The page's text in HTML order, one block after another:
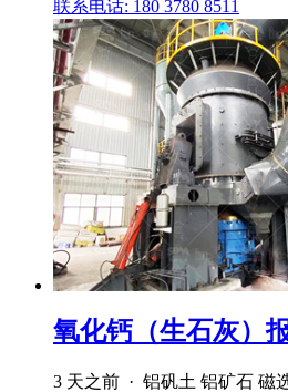
联系电话: 180 3780 8511
氧化钙（生石灰）
3 天之前 · 铝矾土 铝矿石 磁